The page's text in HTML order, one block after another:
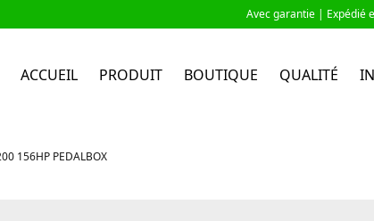
Avec garantie | Expédié
ACCUEIL PRODUIT BOUTIQUE QUALITÉ
156HP PEDALBOX